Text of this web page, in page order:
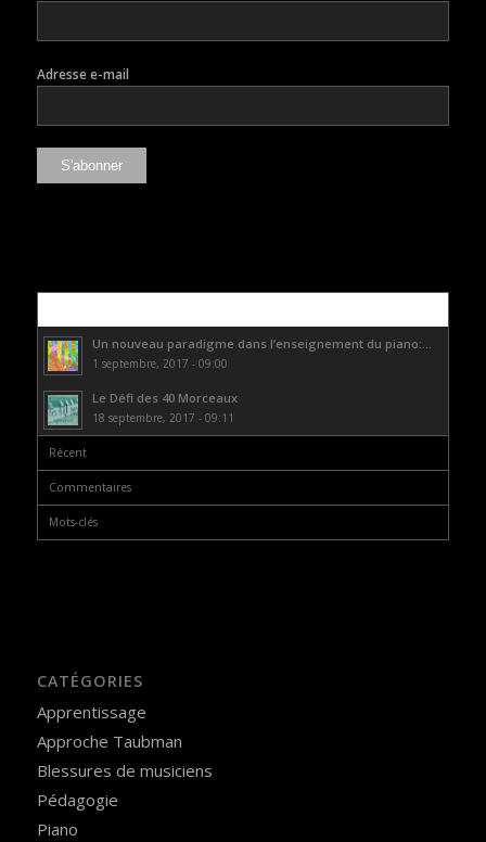
Adresse e-mail
Un nouveau paradigme dans l’enseignement du piano:...
1 septembre, 2017 - 09:00
Le Défi des 40 Morceaux
18 septembre, 2017 - 09:11
Récent
Commentaires
Mots-clés
CATÉGORIES
Apprentissage
Approche Taubman
Blessures de musiciens
Pédagogie
Piano